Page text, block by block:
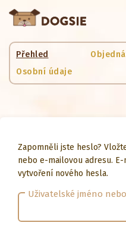
Přehled
Osobní údaje
Zapomněli jste heslo?
nebo e-mailovou adresu.
vytvoření nového hesla.
Uživatelské jméno